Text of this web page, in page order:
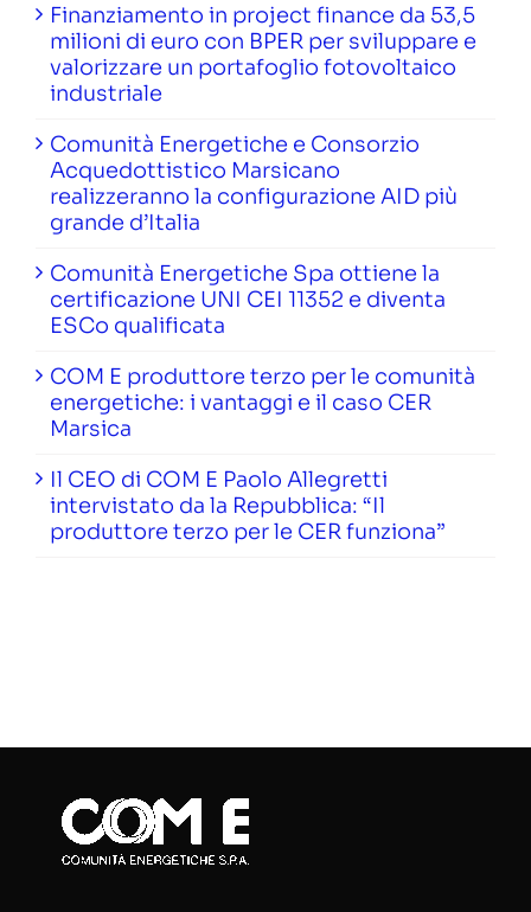
Finanziamento in project finance da 53,5
milioni di euro con BPER per sviluppare e
valorizzare un portafoglio fotovoltaico
industriale
Comunità Energetiche e Consorzio
Acquedottistico Marsicano
realizzeranno la configurazione AID più
grande d’Italia
Comunità Energetiche Spa ottiene la
certificazione UNI CEI 11352 e diventa
ESCo qualificata
COM E produttore terzo per le comunità
energetiche: i vantaggi e il caso CER
Marsica
Il CEO di COM E Paolo Allegretti
intervistato da la Repubblica: “Il
produttore terzo per le CER funziona”